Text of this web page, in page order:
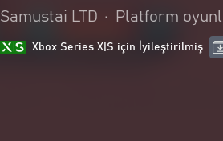
Samustai LTD • Platform
Xbox Series X|S için İyileştirilmiş